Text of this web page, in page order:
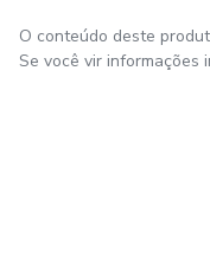
O conteúdo deste
Se você vir informações